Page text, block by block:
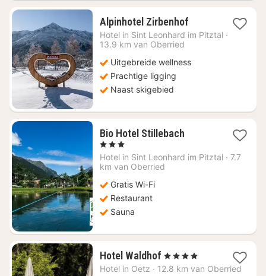
Alpinhotel Zirbenhof2
nachten
144,90
Hotel in Sint Leonhard im Pitztal ·
13.9 km van Oberried
Uitgebreide wellness
Prachtige ligging
Naast skigebied
Bio Hotel Stillebach1
vanaf
, 3 Sterren
Hotel in Sint Leonhard im Pitztal · 7.7
km van Oberried
Gratis Wi-Fi
Restaurant
Sauna
Hotel Waldhof 1
nacht
, 4 Sterren
Hotel in Oetz · 12.8 km van Oberried